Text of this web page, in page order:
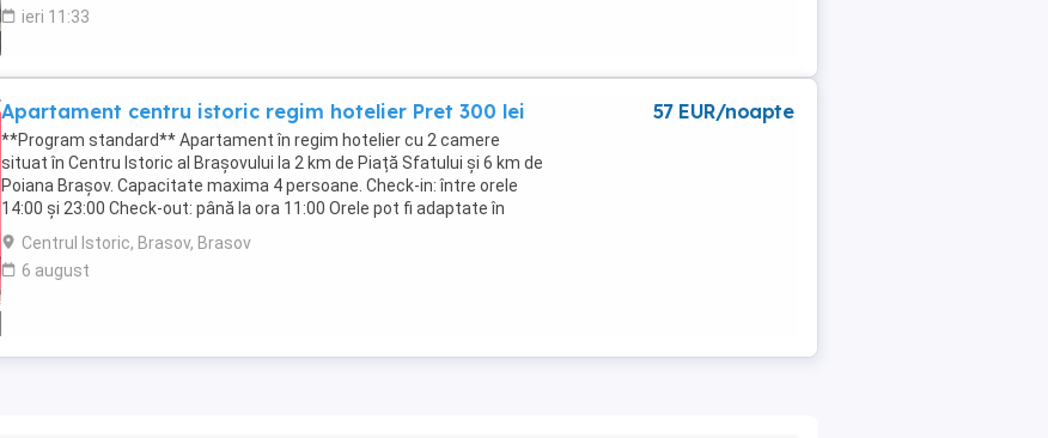
ieri 11:33
Apartament centru istoric regim hotelier Pret 300 lei
**Program standard** Apartament în regim hotelier cu 2 camere
situat în Centru Istoric al Brașovului la 2 km de Piață Sfatului și 6 km de
Poiana Brașov. Capacitate maxima 4 persoane. Check-in: între orele
14:00 și 23:00 Check-out: până la ora 11:00 Orele pot fi adaptate în
funcție de disponibilitate ...
Centrul Istoric, Brasov, Brasov
6 august
57 EUR/noapte